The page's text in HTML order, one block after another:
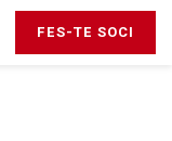
FES-TE SOCI